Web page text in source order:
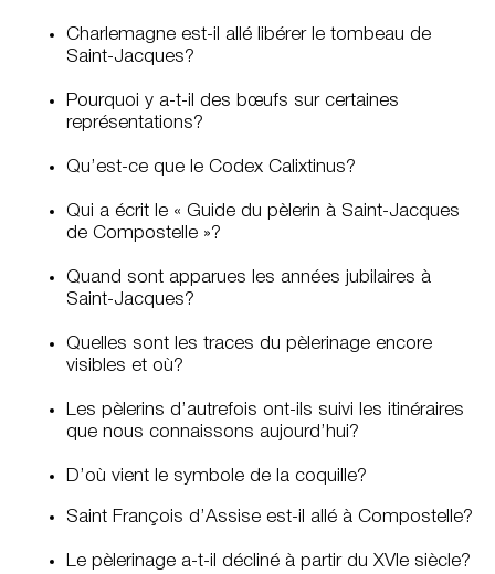
Charlemagne est-il allé libérer le tombeau de
Saint-Jacques?
Pourquoi y a-t-il des bœufs sur certaines
représentations?
Qu’est-ce que le Codex Calixtinus?
Qui a écrit le « Guide du pèlerin à Saint-Jacques
de Compostelle »?
Quand sont apparues les années jubilaires à
Saint-Jacques?
Quelles sont les traces du pèlerinage encore
visibles et où?
Les pèlerins d’autrefois ont-ils suivi les itinéraires
que nous connaissons aujourd’hui?
D’où vient le symbole de la coquille?
Saint François d’Assise est-il allé à Compostelle?
Le pèlerinage a-t-il décliné à partir du XVIe siècle?